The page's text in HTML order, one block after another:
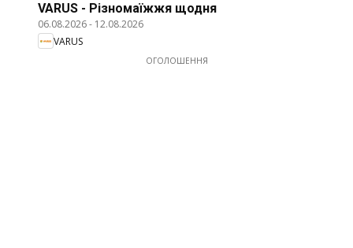
VARUS - Різномаїжжя щодня
06.08.2026- 12.08.2026
VARUS
ОГОЛОШЕННЯ